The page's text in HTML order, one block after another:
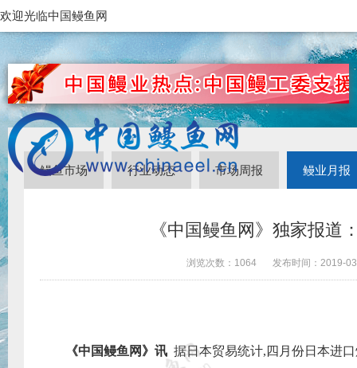
欢迎光临中国鳗鱼网
鳗鱼市场 行业动态 市场周报 鳗业月报
《中国鳗鱼网》独家报道
浏览次数： 1064 发布时间： 2019-
《中国鳗鱼网》讯 据日本贸易统计, 四月份日本进